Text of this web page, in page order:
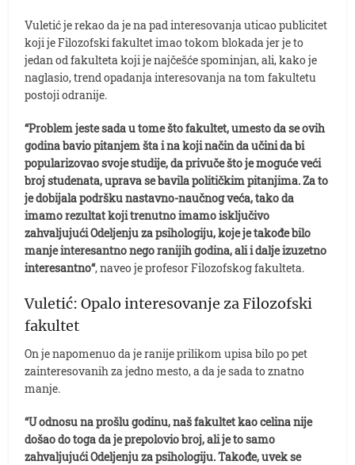
Vuletić je rekao da je na pad interesovanja uticao publicitet
koji je Filozofski fakultet imao tokom blokada jer je to
jedan od fakulteta koji je najčešće spominjan, ali, kako je
naglasio, trend opadanja interesovanja na tom fakultetu
postoji odranije.
“Problem jeste sada u tome što fakultet, umesto da se ovih
godina bavio pitanjem šta i na koji način da učini da bi
popularizovao svoje studije, da privuče što je moguće veći
broj studenata, uprava se bavila političkim pitanjima. Za to
je dobijala podršku nastavno-naučnog veća, tako da
imamo rezultat koji trenutno imamo isključivo
zahvaljujući Odeljenju za psihologiju, koje je takođe bilo
manje interesantno nego ranijih godina, ali i dalje izuzetno
interesantno“, naveo je profesor Filozofskog fakulteta.
Vuletić: Opalo interesovanje za Filozofski
fakultet
On je napomenuo da je ranije prilikom upisa bilo po pet
zainteresovanih za jedno mesto, a da je sada to znatno
manje.
“U odnosu na prošlu godinu, naš fakultet kao celina nije
došao do toga da je prepolovio broj, ali je to samo
zahvaljujući Odeljenju za psihologiju. Takođe, uvek se